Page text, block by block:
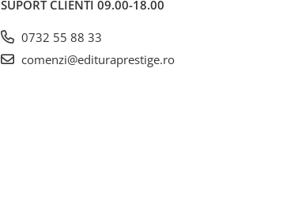
SUPORT CLIENTI 09.00-18.00
0732 55 88 33
comenzi@edituraprestige.ro